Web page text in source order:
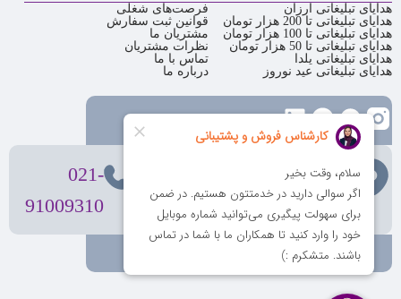
هدایای تبلیغاتی ارزان
هدایای تبلیغاتی تا 200 هزار تومان
هدایای تبلیغاتی تا 100 هزار تومان
هدایای تبلیغاتی تا 50 هزار تومان
هدایای تبلیغاتی یلدا
هدایای تبلیغاتی عید نوروز
فرصت‌های شغلی
قوانین ثبت سفارش
مشتریان ما
نظرات مشتریان
تماس با ما
درباره ما
تهران، ولیعصر، بالاتر از بهشتی،
بن‌بست پردیس، پلاک 12
021-
91009310